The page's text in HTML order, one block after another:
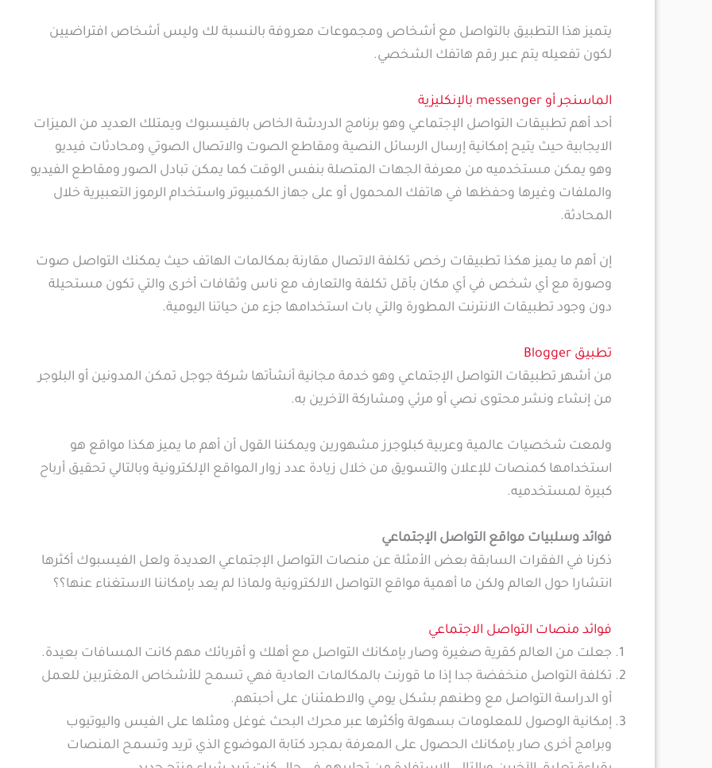
يتميز هذا التطبيق بالتواصل مع أشخاص ومجموعات معروفة بالنسبة لك وليس أشخاص افتراضيين
لكون تفعيله يتم عبر رقم هاتفك الشخصي.
الماسنجر أو messenger بالإنكليزية
أحد أهم تطبيقات التواصل الإجتماعي وهو برنامج الدردشة الخاص بالفيسبوك ويمتلك العديد من الميزات
الايجابية حيث يتيح إمكانية إرسال الرسائل النصية ومقاطع الصوت والاتصال الصوتي ومحادثات فيديو
وهو يمكن مستخدميه من معرفة الجهات المتصلة بنفس الوقت كما يمكن تبادل الصور ومقاطع الفيديو
والملفات وغيرها وحفظها في هاتفك المحمول أو على جهاز الكمبيوتر واستخدام الرموز التعبيرية خلال
المحادثة.
إن أهم ما يميز هكذا تطبيقات رخص تكلفة الاتصال مقارنة بمكالمات الهاتف حيث يمكنك التواصل صوت
وصورة مع أي شخص في أي مكان بأقل تكلفة والتعارف مع ناس وثقافات أخرى والتي تكون مستحيلة
دون وجود تطبيقات الانترنت المطورة والتي بات استخدامها جزء من حياتنا اليومية.
تطبيق Blogger
من أشهر تطبيقات التواصل الإجتماعي وهو خدمة مجانية أنشأتها شركة جوجل تمكن المدونين أو البلوجر
من إنشاء ونشر محتوى نصي أو مرئي ومشاركة الآخرين به.
ولمعت شخصيات عالمية وعربية كبلوجرز مشهورين ويمكننا القول أن أهم ما يميز هكذا مواقع هو
استخدامها كمنصات للإعلان والتسويق من خلال زيادة عدد زوار المواقع الإلكترونية وبالتالي تحقيق أرباح
كبيرة لمستخدميه.
فوائد وسلبيات مواقع التواصل الإجتماعي
ذكرنا في الفقرات السابقة بعض الأمثلة عن منصات التواصل الإجتماعي العديدة ولعل الفيسبوك أكثرها
انتشارا حول العالم ولكن ما أهمية مواقع التواصل الالكترونية ولماذا لم يعد بإمكاننا الاستغناء عنها؟؟
فوائد منصات التواصل الاجتماعي
جعلت من العالم كقرية صغيرة وصار بإمكانك التواصل مع أهلك و أقربائك مهم كانت المسافات بعيدة.
تكلفة التواصل منخفضة جدا إذا ما قورنت بالمكالمات العادية فهي تسمح للأشخاص المغتربين للعمل
أو الدراسة التواصل مع وطنهم بشكل يومي والاطمئنان على أحبتهم.
إمكانية الوصول للمعلومات بسهولة وأكثرها عبر محرك البحث غوغل ومثلها على الفيس واليوتيوب
وبرامج أخرى صار بإمكانك الحصول على المعرفة بمجرد كتابة الموضوع الذي تريد وتسمح المنصات